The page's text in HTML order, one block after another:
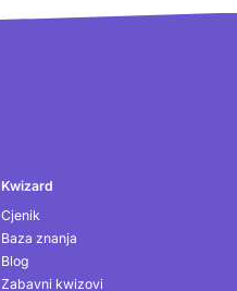
Kwizard
Cjenik
Baza znanja
Blog
Zabavni kwizovi